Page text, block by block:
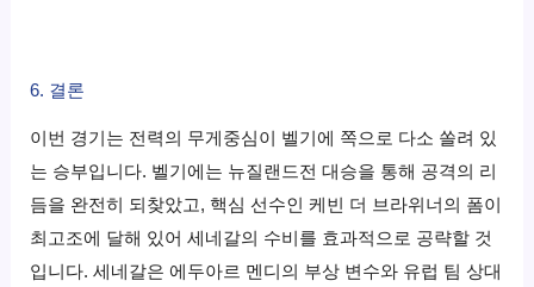
6. 결론
이번 경기는 전력의 무게중심이 벨기에 쪽으로 다소 쏠려 있
는 승부입니다. 벨기에는 뉴질랜드전 대승을 통해 공격의 리
듬을 완전히 되찾았고, 핵심 선수인 케빈 더 브라위너의 폼이
최고조에 달해 있어 세네갈의 수비를 효과적으로 공략할 것
입니다. 세네갈은 에두아르 멘디의 부상 변수와 유럽 팀 상대